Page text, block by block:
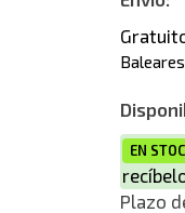
EN
Plazo